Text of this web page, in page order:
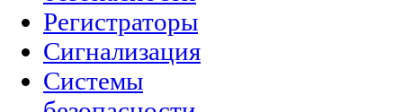
Регистраторы
Сигнализация
Системы